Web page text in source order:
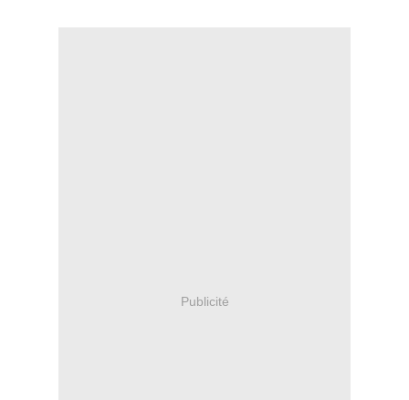
Publicité